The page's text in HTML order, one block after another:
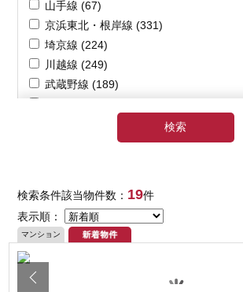
検索条件該当物件数： 19件
表示順：
マンション